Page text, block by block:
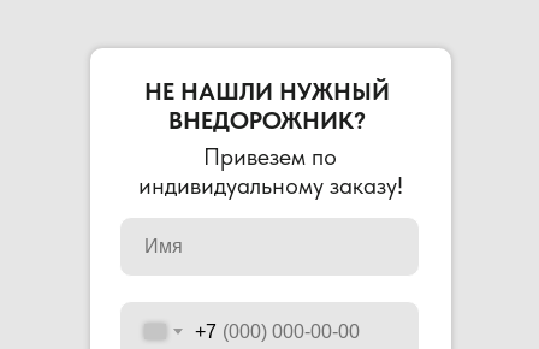
+7
НЕ НАШЛИ НУЖНЫЙ
ВНЕДОРОЖНИК?
Привезем по
индивидуальному заказу!